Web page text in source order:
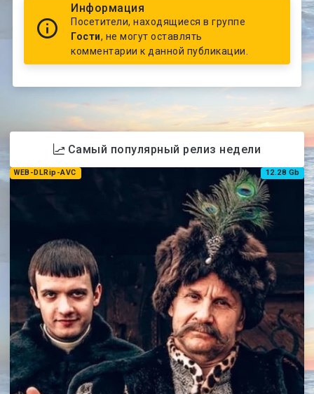
Информация
Посетители, находящиеся в группе
Гости, не могут оставлять
комментарии к данной публикации.
Самый популярный релиз недели
WEB-DLRip-AVC 12.28 Gb